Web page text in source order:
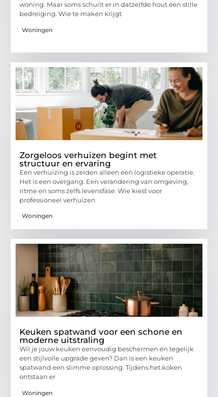
woning. Maar soms schuilt er in datzelfde hout een stille
bedreiging. Wie te maken krijgt
Woningen
Zorgeloos verhuizen begint met
structuur en ervaring
Een verhuizing is zelden alleen een logistieke operatie.
Het is een overgang. Een verandering van omgeving,
ritme en soms zelfs levensfase. Wie kiest voor
professioneel verhuizen
Woningen
Keuken spatwand voor een schone en
moderne uitstraling
Wil je jouw keuken eenvoudig beschermen én tegelijk
een stijlvolle upgrade geven? Dan is een keuken
spatwand een slimme oplossing. Tijdens het koken
ontstaan er
Woningen